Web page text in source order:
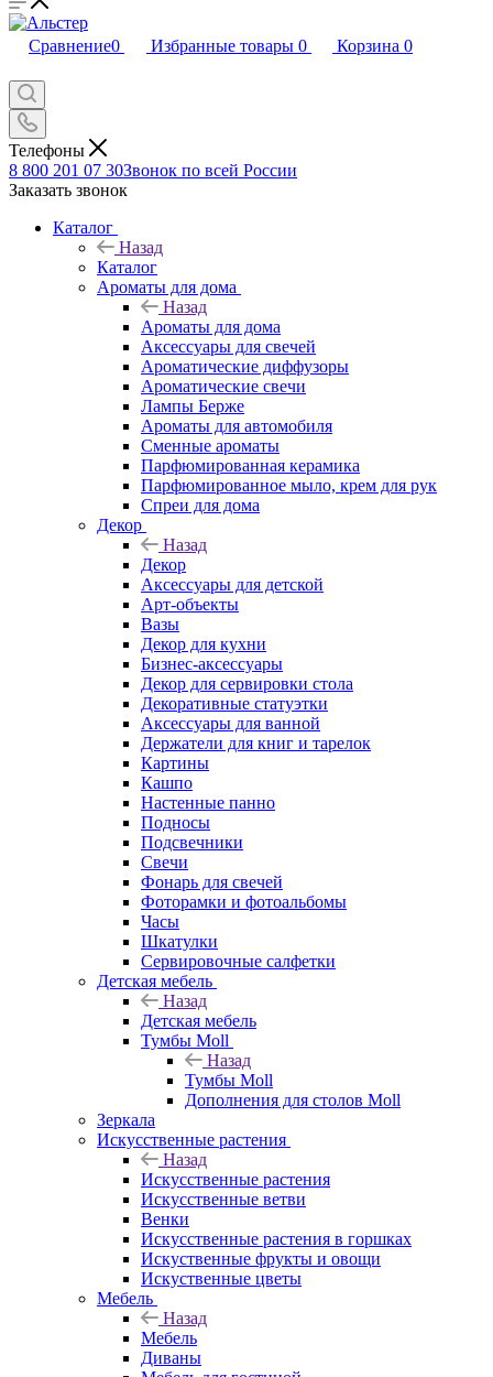
Сравнение0 Избранные товары 0 Корзина 0
Телефоны
8 800 201 07 30Звонок по всей России
Заказать звонок
Каталог
Назад
Каталог
Ароматы для дома
Назад
Ароматы для дома
Аксессуары для свечей
Ароматические диффузоры
Ароматические свечи
Лампы Берже
Ароматы для автомобиля
Сменные ароматы
Парфюмированная керамика
Парфюмированное мыло, крем для рук
Спреи для дома
Декор
Назад
Декор
Аксессуары для детской
Арт-объекты
Вазы
Декор для кухни
Бизнес-аксессуары
Декор для сервировки стола
Декоративные статуэтки
Аксессуары для ванной
Держатели для книг и тарелок
Картины
Кашпо
Настенные панно
Подносы
Подсвечники
Свечи
Фонарь для свечей
Фоторамки и фотоальбомы
Часы
Шкатулки
Сервировочные салфетки
Детская мебель
Назад
Детская мебель
Тумбы Moll
Назад
Тумбы Moll
Дополнения для столов Moll
Зеркала
Искусственные растения
Назад
Искусственные растения
Искусственные ветви
Венки
Искусственные растения в горшках
Искуственные фрукты и овощи
Искуственные цветы
Мебель
Назад
Мебель
Диваны